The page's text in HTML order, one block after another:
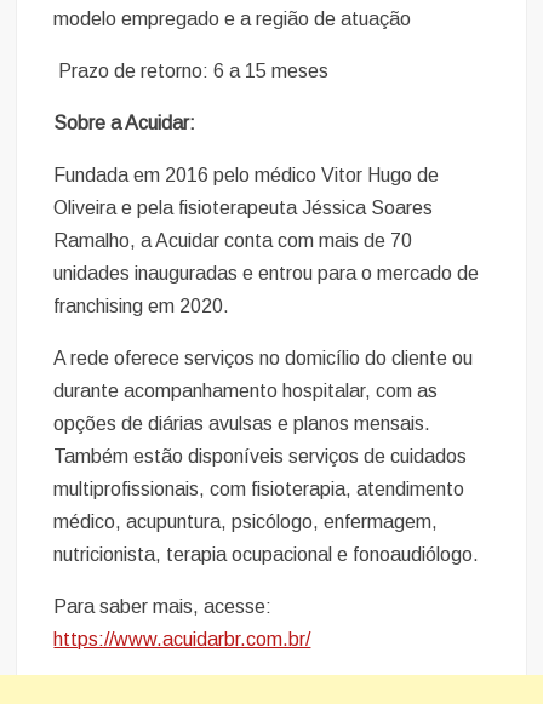
modelo empregado e a região de atuação
Prazo de retorno: 6 a 15 meses
Sobre a Acuidar:
Fundada em 2016 pelo médico Vitor Hugo de
Oliveira e pela fisioterapeuta Jéssica Soares
Ramalho, a Acuidar conta com mais de 70
unidades inauguradas e entrou para o mercado de
franchising em 2020.
A rede oferece serviços no domicílio do cliente ou
durante acompanhamento hospitalar, com as
opções de diárias avulsas e planos mensais.
Também estão disponíveis serviços de cuidados
multiprofissionais, com fisioterapia, atendimento
médico, acupuntura, psicólogo, enfermagem,
nutricionista, terapia ocupacional e fonoaudiólogo.
Para saber mais, acesse:
https://www.acuidarbr.com.br/